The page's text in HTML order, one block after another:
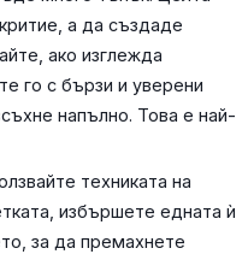
а да създаде
ако изглежда
го с бързи и уверени
напълно. Това е най-
техниката на
избършете едната ѝ
за да премахнете